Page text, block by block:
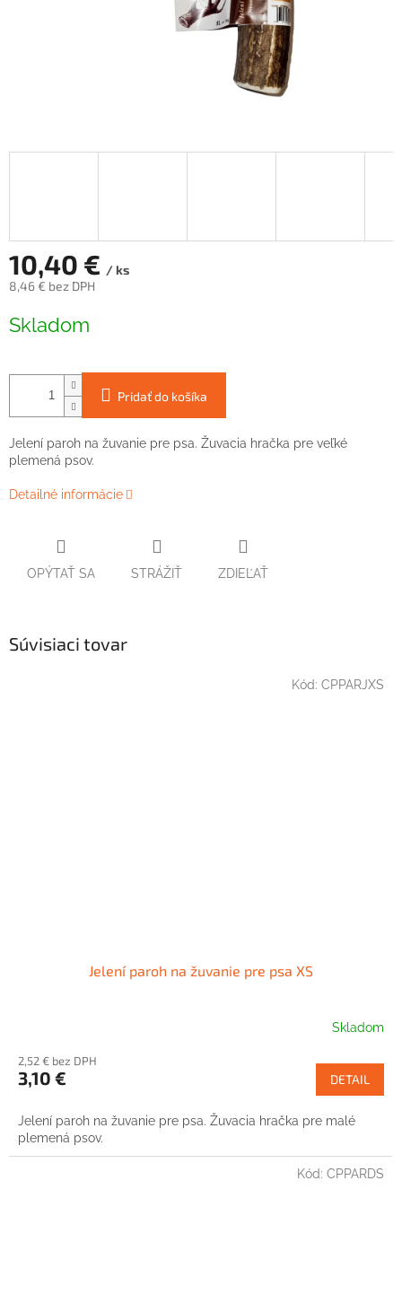
10,40 € / ks
8,46 € bez DPH
cena:
Skladom
Pridať do košíka
Jelení paroh na žuvanie pre psa. Žuvacia hračka pre veľké
plemená psov.
Detailné informácie
OPÝTAŤ SA STRÁŽIŤ ZDIEĽAŤ
Súvisiaci tovar
Jelení paroh na žuvanie pre psa XS
Skladom
2,52 € bez DPH
3,10 € DETAIL
Jelení paroh na žuvanie pre psa. Žuvacia hračka pre malé
plemená psov.
Kód: CPPARJXS
Kód: CPPARDS